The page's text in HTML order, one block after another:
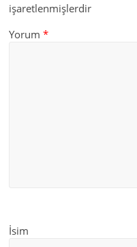
işaretlenmişlerdir
Yorum*
İsim